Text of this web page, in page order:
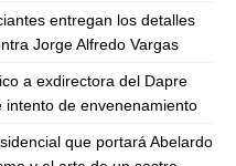
entregan los detalles
Jorge Alfredo Vargas
a exdirectora del Dapre
de envenenamiento
que portará Abelardo